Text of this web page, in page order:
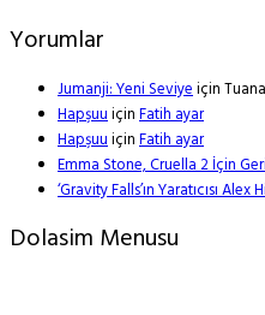
Yorumlar
Jumanji: Yeni Seviyeiçin
HapşuuiçinFatih ayar
HapşuuiçinFatih ayar
Emma Stone, Cruella 2 İçin
‘Gravity Falls’ın Yaratıcısı
Dolasim Menusu